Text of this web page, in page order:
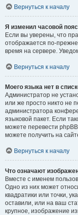
Вернуться к началу
Я изменил часовой
Если вы уверены, что
отображается по-
время на сервере.
Вернуться к началу
Моего языка нет в
Администратор не
или же просто никто не
администратора
языковой пакет. Если
можете перевести
можете получить на
Вернуться к началу
Что означают
Вместе с именем
Одно из них может
квадратики или точки,
оставили, или на ваш
крупное, изображение